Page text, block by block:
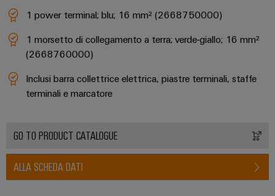
energetiche
Trattamento
e
delle
reflue
per
l’industria
dell’acqua
Accessori
Utensili
automatiche
industriali
Software
Marcatori
1 power terminal; blu; 16 mm² (2668750000)
1 morsetto di collegamento a terra; verde-giallo; 16 mm²
(2668760000)
Inclusi barra collettrice elettrica, piastre terminali, staffe
terminali e marcatore
GO TO PRODUCT CATALOGUE
ALLA SCHEDA DATI